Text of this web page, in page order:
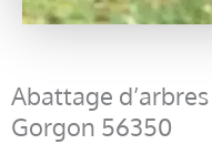
Abattage
Gorgon 56350